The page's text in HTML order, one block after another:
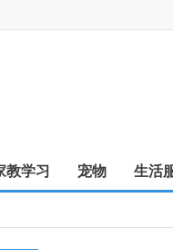
教学习 宠物 生活